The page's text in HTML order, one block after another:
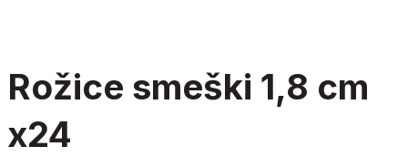
rožice smeški 1,8 cm
x24